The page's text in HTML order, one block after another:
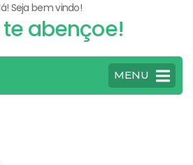
Seja bem vindo!
te abençoe!
MENU